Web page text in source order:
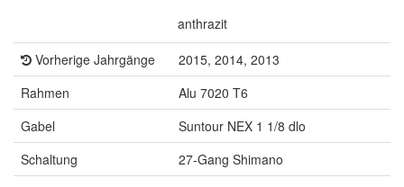
anthrazit
Vorherige Jahrgänge
2015, 2014, 2013
Rahmen
Alu 7020 T6
Gabel
Suntour NEX 1 1/8 dlo
Schaltung
27-Gang Shimano